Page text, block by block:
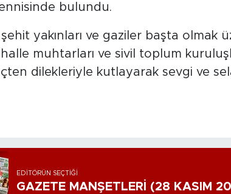
bulundu.
yakınları ve gaziler başta olmak
muhtarları ve sivil toplum
dilekleriyle kutlayarak sevgi ve
EDITÖRÜN SEÇTIĞI
GAZETE MANŞETLERİ (28 KASIM